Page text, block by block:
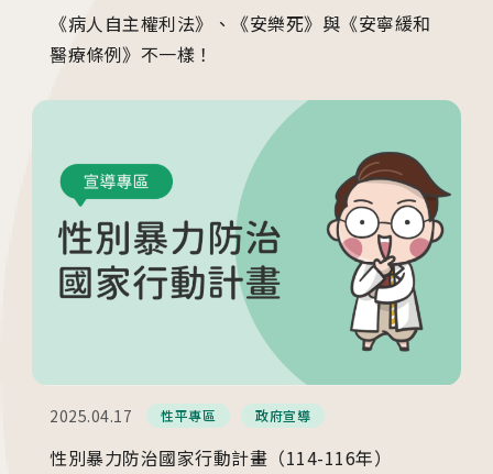
《病人自主權利法》、《安樂死》與《安寧緩和
醫療條例》不一樣！
2025.04.17 性平專區 政府宣導
性別暴力防治國家行動計畫（114-116年）